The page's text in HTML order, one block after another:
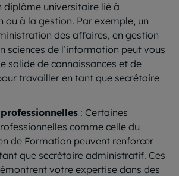
diplôme universitaire lié à
ou à la gestion. Par exemple, un
des affaires, en gestion
sciences de l’information peut vous
solide de connaissances et de
travailler en tant que secrétaire
: Certaines
comme celle du
de Formation peuvent renforcer
que secrétaire administratif. Ces
votre expertise dans des